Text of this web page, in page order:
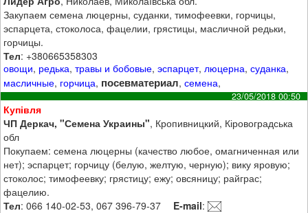
Закупаем семена люцерны, суданки, тимофеевки, горчицы,
эспарцета, стоколоса, фацелии, грястицы, масличной редьки,
горчицы.
Тел: +380665358303
овощи, редька,травы и бобовые,эспарцет, люцерна,суданка,
масличные, горчица, посевматериал,семена,
23/05/2018 00:50
Купівля
ЧП Деркач, "Семена Украины", Кропивницкий, Кіровоградська
обл
Покупаем: семена люцерны (качество любое, омагниченная или
нет); эспарцет; горчицу (белую, желтую, черную); вику яровую;
стоколос; тимофеевку; грястицу; ежу; овсяницу; райграс;
фацелию.
Тел: 066 140-02-53, 067 396-79-37 E-mail: